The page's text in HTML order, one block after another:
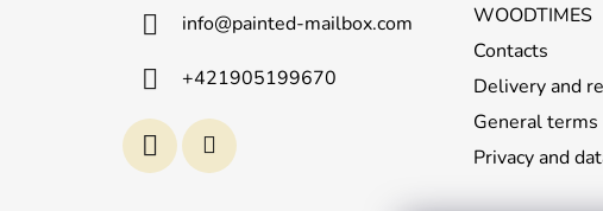
info@painted-mailbox.com
+421905199670
WOODTIMES
Contacts
Delivery and
General terms
Privacy and